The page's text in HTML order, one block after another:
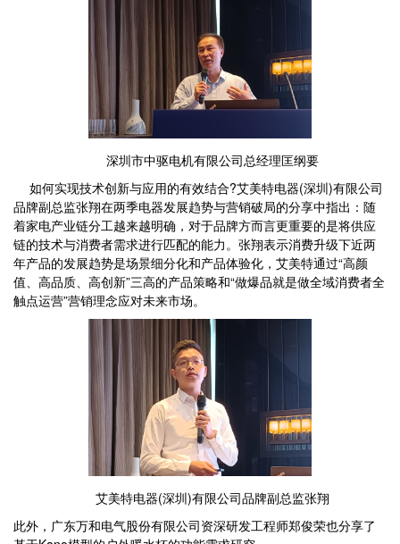
深圳市中驱电机有限公司总经理匡纲要
如何实现技术创新与应用的有效结合?艾美特电器(深圳)有限公司
品牌副总监张翔在两季电器发展趋势与营销破局的分享中指出：随
着家电产业链分工越来越明确，对于品牌方而言更重要的是将供应
链的技术与消费者需求进行匹配的能力。张翔表示消费升级下近两
年产品的发展趋势是场景细分化和产品体验化，艾美特通过“高颜
值、高品质、高创新”三高的产品策略和“做爆品就是做全域消费者全
触点运营”营销理念应对未来市场。
艾美特电器(深圳)有限公司品牌副总监张翔
此外，广东万和电气股份有限公司资深研发工程师郑俊荣也分享了